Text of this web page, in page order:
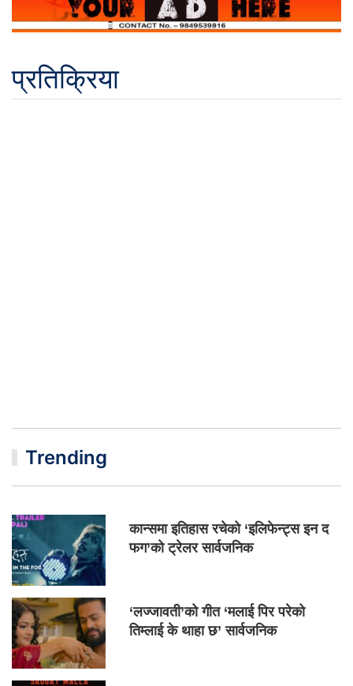
प्रतिक्रिया
Trending
कान्समा इतिहास रचेको ‘इलिफेन्ट्स इन द
फग’को ट्रेलर सार्वजनिक
‘लज्जावती’को गीत ‘मलाई पिर परेको
तिम्लाई के थाहा छ’ सार्वजनिक